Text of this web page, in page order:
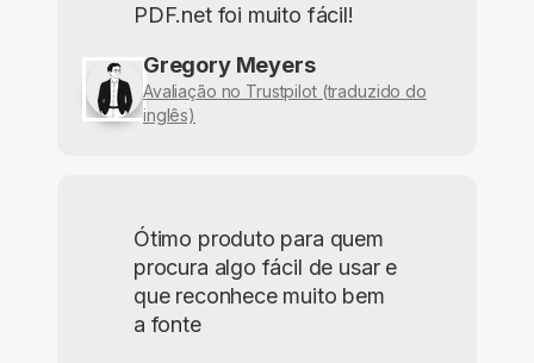
PDF.net foi muito fácil!
Gregory Meyers
Avaliação no Trustpilot (traduzido do
inglês)
Ótimo produto para quem
procura algo fácil de usar e
que reconhece muito bem
a fonte